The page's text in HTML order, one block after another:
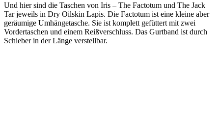
Und hier sind die Taschen von Iris – The Factotum und The Jack
Tar jeweils in Dry Oilskin Lapis. Die Factotum ist eine kleine aber
geräumige Umhängetasche. Sie ist komplett gefüttert mit zwei
Vordertaschen und einem Reißverschluss. Das Gurtband ist durch
Schieber in der Länge verstellbar.